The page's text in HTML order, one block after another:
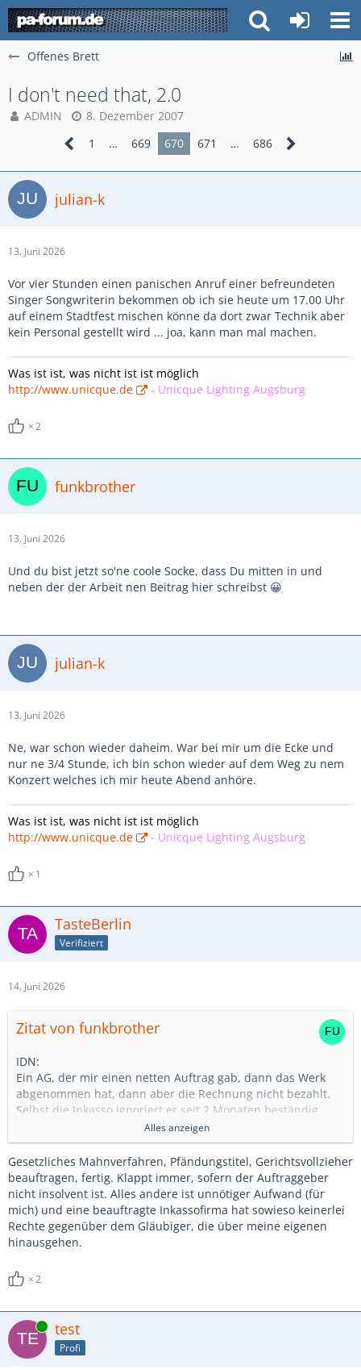
Offenes Brett
I don't need that, 2.0
ADMIN
8. Dezember 2007
1
… 669 670 671 … 686
julian-k
13. Juni 2026
Vor vier Stunden einen panischen Anruf einer befreundeten
Singer Songwriterin bekommen ob ich sie heute um 17.00 Uhr
auf einem Stadtfest mischen könne da dort zwar Technik aber
kein Personal gestellt wird ... joa, kann man mal machen.
Was ist ist, was nicht ist ist möglich
http://www.unicque.de
- Unicque Lighting Augsburg
2
funkbrother
13. Juni 2026
Und du bist jetzt so'ne coole Socke, dass Du mitten in und
neben der der Arbeit nen Beitrag hier schreibst 😀
julian-k
13. Juni 2026
Ne, war schon wieder daheim. War bei mir um die Ecke und
nur ne 3/4 Stunde, ich bin schon wieder auf dem Weg zu nem
Konzert welches ich mir heute Abend anhöre.
Was ist ist, was nicht ist ist möglich
http://www.unicque.de
- Unicque Lighting Augsburg
1
TasteBerlin
Verifiziert
14. Juni 2026
Zitat von funkbrother
IDN:
Ein AG, der mir einen netten Auftrag gab, dann das Werk
abgenommen hat, dann aber die Rechnung nicht bezahlt.
Selbst die Inkasso ignoriert er seit 2 Monaten beständig.
Hab nun eine entsprechende Bewertung im Netz
geschrieben (da Schnautze voll
) und siehe da, einen
Anruf von einem anderen Unternehmer bekommen, der mir
sagte:
Da sind sie nicht der einzige, diese Firma hat wohl etliche
Lieferanten, die (vergeblich) auf das Geld warten.
Professionelle, kriminelle Abzocke also. Zum
hauptberuflichen Selbstständigkeit seit 2010 der erste und
Die Summe ist zwar "nur" knapp 2k€, aber ärgerlich ist es
dennoch, dass solche Leute lange Zeit damit durchkommen.
Und dann wundern sich die Leute, wenn man (am liebsten)
Alles anzeigen
Gesetzliches Mahnverfahren, Pfändungstitel, Gerichtsvollzieher
beauftragen, fertig. Klappt immer, sofern der Auftraggeber
nicht insolvent ist. Alles andere ist unnötiger Aufwand (für
mich) und eine beauftragte Inkassofirma hat sowieso keinerlei
Rechte gegenüber dem Gläubiger, die über meine eigenen
hinausgehen.
2
Online test
Profi